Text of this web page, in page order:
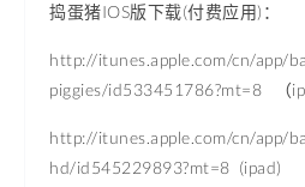
捣蛋猪IOS版下载(付费应用)：
http://itunes.apple.com/cn/app/
piggies/id533451786?mt=8 （
http://itunes.apple.com/cn/app/
hd/id545229893?mt=8 (ipad)